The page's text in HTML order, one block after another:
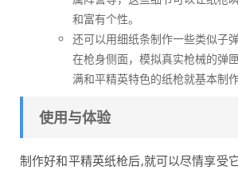
和富有个性。
还可以用细纸条制作一些类似子
在枪身侧面，模拟真实枪械的弹
满和平精英特色的纸枪就基本制作
使用与体验
制作好和平精英纸枪后,就可以尽情享受